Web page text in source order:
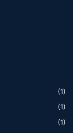
(1)
(1)
(1)